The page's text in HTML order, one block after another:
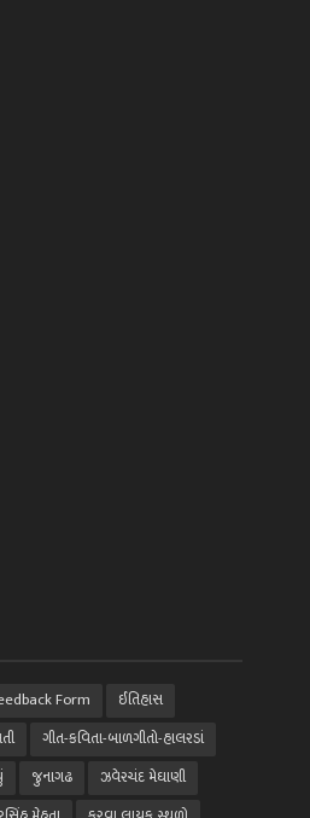
Form
ઈતિહાસ
ગીત-કવિતા-બાળગીતો-હાલરડાં
જુનાગઢ
ઝવેરચંદ મેઘાણી